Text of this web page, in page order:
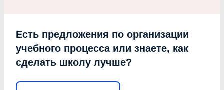
Есть предложения по организации
учебного процесса или знаете, как
сделать школу лучше?